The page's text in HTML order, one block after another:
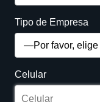
Tipo de Empresa
Celular